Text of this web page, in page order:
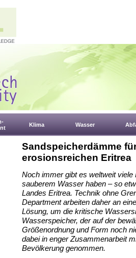
Klima Wasser
Sandspeicherdämme
erosionsreichen Eritrea
Noch immer gibt es weltweit
sauberem Wasser haben – so
Landes Eritrea. Technik ohne
Department arbeiten daher an
Lösung, um die kritische
Wasserspeicher, der auf der
Größenordnung und Form noch
dabei in enger Zusammenarbeit
Bevölkerung genommen.